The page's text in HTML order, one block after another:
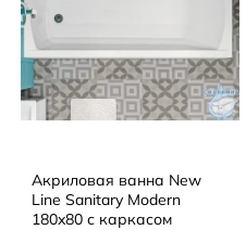
Акриловая ванна New
Line Sanitary Modern
180x80 с каркасом